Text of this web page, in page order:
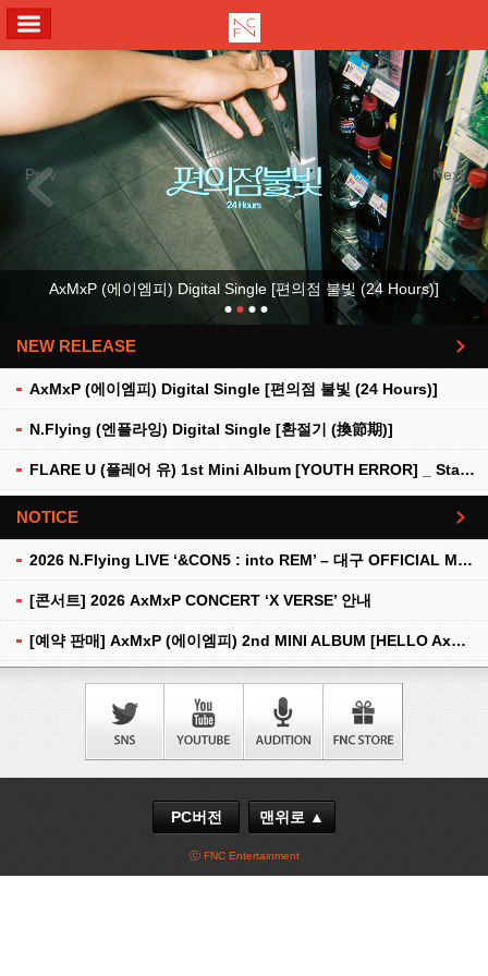
Previous Next
AxMxP (에이엠피) Digital Single [편의점 불빛 (24 Hours)]
NEW RELEASE
AxMxP (에이엠피) Digital Single [편의점 불빛 (24 Hours)]
N.Flying (엔플라잉) Digital Single [환절기 (換節期)]
FLARE U (플레어 유) 1st Mini Album [YOUTH ERROR] _ Stationery Kit Ver.
더보기
NOTICE
2026 N.Flying LIVE ‘&CON5 : into REM’ – 대구 OFFICIAL MD 현장 판매 안내
[콘서트] 2026 AxMxP CONCERT ‘X VERSE’ 안내
[예약 판매] AxMxP (에이엠피) 2nd MINI ALBUM [HELLO AxMxP] 예약 판매 안내
더보기
PC버전 맨위로 ▲
ⓒ FNC Entertainment